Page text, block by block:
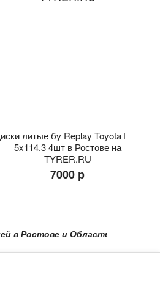
литые бу Replay Toyota R16
5x114.3 4шт в Ростове на
TYRER.RU
7000 р
и Области в Краснодаре